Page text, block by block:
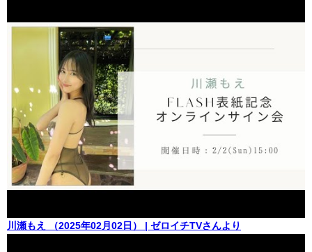
川瀬もえ （2025年02月02日） | ゼロイチTVさんより